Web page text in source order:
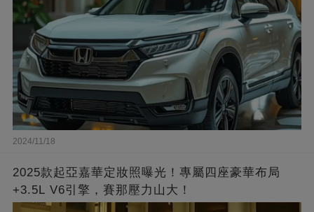
2024/11/18
2025款起亞嘉華定妝照曝光！專屬四座豪華布局
+3.5L V6引擎，賽那壓力山大！